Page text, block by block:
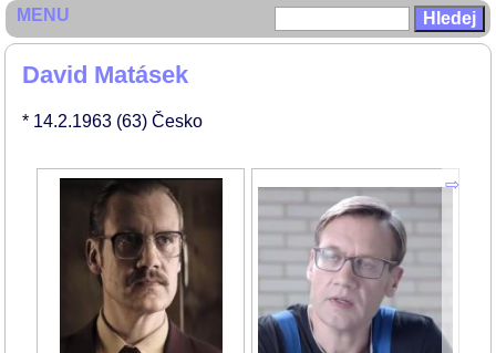
David Matásek
* 14.2.1963 (63) Česko
MENU